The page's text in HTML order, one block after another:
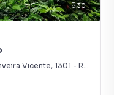
30
Vicente, 1301 - Rio Abaixo